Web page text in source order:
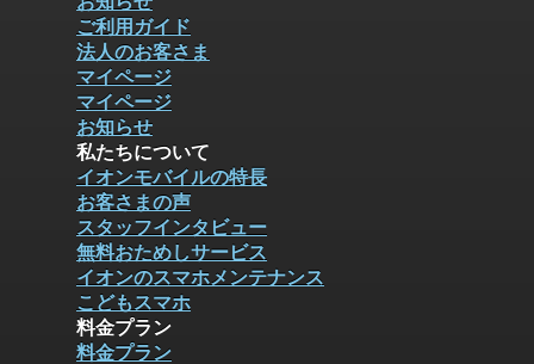
ご利用ガイド
法人のお客さま
マイページ
マイページ
お知らせ
私たちについて
イオンモバイルの特長
お客さまの声
スタッフインタビュー
無料おためしサービス
イオンのスマホメンテナンス
こどもスマホ
料金プラン
料金プラン